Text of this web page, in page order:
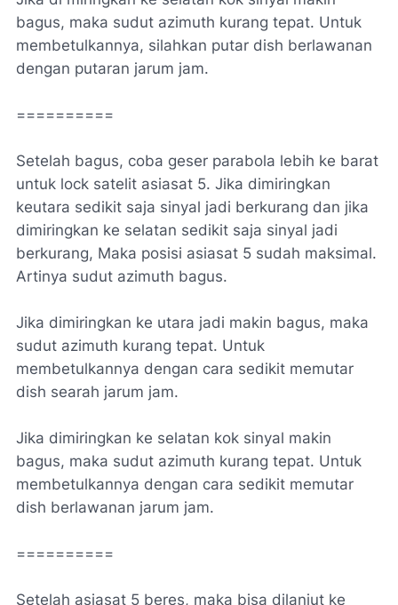
bagus, maka sudut azimuth kurang tepat. Untuk
membetulkannya, silahkan putar dish berlawanan
dengan putaran jarum jam.
==========
Setelah bagus, coba geser parabola lebih ke barat
untuk lock satelit asiasat 5. Jika dimiringkan
keutara sedikit saja sinyal jadi berkurang dan jika
dimiringkan ke selatan sedikit saja sinyal jadi
berkurang, Maka posisi asiasat 5 sudah maksimal.
Artinya sudut azimuth bagus.
Jika dimiringkan ke utara jadi makin bagus, maka
sudut azimuth kurang tepat. Untuk
membetulkannya dengan cara sedikit memutar
dish searah jarum jam.
Jika dimiringkan ke selatan kok sinyal makin
bagus, maka sudut azimuth kurang tepat. Untuk
membetulkannya dengan cara sedikit memutar
dish berlawanan jarum jam.
==========
Setelah asiasat 5 beres, maka bisa dilanjut ke